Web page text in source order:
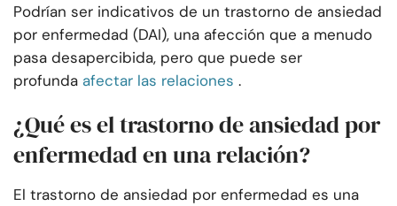
Podrían ser indicativos de un trastorno de ansiedad
por enfermedad (DAI), una afección que a menudo
pasa desapercibida, pero que puede ser
profunda afectar las relaciones .
¿Qué es el trastorno de ansiedad por
enfermedad en una relación?
El trastorno de ansiedad por enfermedad es una